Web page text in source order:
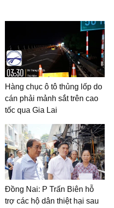
Hàng chục ô tô thủng lốp do
cán phải mảnh sắt trên cao
tốc qua Gia Lai
Đồng Nai: P Trấn Biên hỗ
trợ các hộ dân thiệt hại sau